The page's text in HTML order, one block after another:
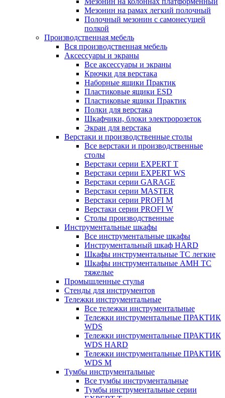
Мезонин на рамах легкий полочный
Полочный мезонин с самонесущей
полкой
Производственная мебель
Вся производственная мебель
Аксессуары и экраны
Все аксессуары и экраны
Крючки для верстака
Наборные ящики Практик
Пластиковые ящики ESD
Пластиковые ящики Практик
Полки для верстака
Шкафчики, блоки электророзеток
Экран для верстака
Верстаки и производственные столы
Все верстаки и производственные
столы
Верстаки серии EXPERT T
Верстаки серии EXPERT WS
Верстаки серии GARAGE
Верстаки серии MASTER
Верстаки серии PROFI M
Верстаки серии PROFI W
Столы производственные
Инструментальные шкафы
Все инструментальные шкафы
Инструментальный шкаф HARD
Шкафы инструментальные ТС легкие
Шкафы инструментальные AMH TC
тяжелые
Промышленные стулья
Стенды для инструментов
Тележки инструментальные
Все тележки инструментальные
Тележки инструментальные ПРАКТИК
WDS
Тележки инструментальные ПРАКТИК
WDS HARD
Тележки инструментальные ПРАКТИК
WDS M
Тумбы инструментальные
Все тумбы инструментальные
Тумбы инструментальные серии